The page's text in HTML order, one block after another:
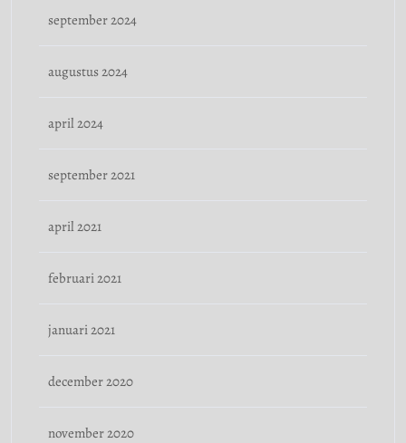
september 2024
augustus 2024
april 2024
september 2021
april 2021
februari 2021
januari 2021
december 2020
november 2020